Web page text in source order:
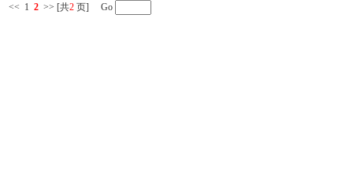
<< 1 2 >> [共2 页] Go